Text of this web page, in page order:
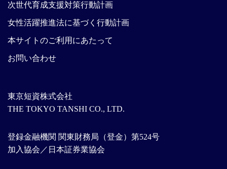
東京短資株式会社
THE TOKYO TANSHI CO., LTD.
登録金融機関 関東財務局（登金）第524号
加入協会／日本証券業協会
次世代育成支援対策行動計画
女性活躍推進法に基づく行動計画
本サイトのご利用にあたって
お問い合わせ